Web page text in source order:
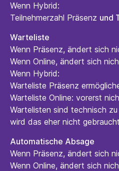
Wenn Hybrid:
Teilnehmerzahl Präsenz und
Warteliste
Wenn Präsenz, ändert sich
Wenn Online, ändert sich
Wenn Hybrid:
Warteliste Präsenz
Warteliste Online: vorerst
Wartelisten sind technisch
wird das eher nicht
Automatische Absage
Wenn Präsenz, ändert sich
Wenn Online, ändert sich